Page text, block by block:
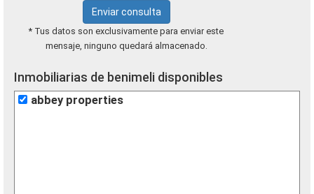
Enviar consulta
* Tus datos son exclusivamente para enviar este
mensaje, ninguno quedará almacenado.
Inmobiliarias de benimeli disponibles
abbey properties